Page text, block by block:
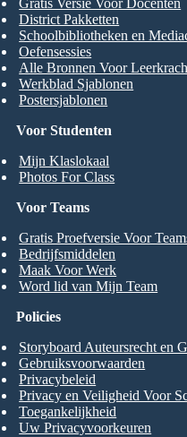
Voor Studenten
Mijn Klaslokaal
Photos For Class
Gratis Versie Voor Docenten
District Pakketten
Schoolbibliotheken en
Oefensessies
Alle Bronnen Voor
Werkblad Sjablonen
Postersjablonen
Voor Teams
Gratis Proefversie Voor
Bedrijfsmiddelen
Maak Voor Werk
Word lid van Mijn Team
Policies
Storyboard Auteursrecht en
Gebruiksvoorwaarden
Privacybeleid
Privacy en Veiligheid Voor
Toegankelijkheid
Uw Privacyvoorkeuren